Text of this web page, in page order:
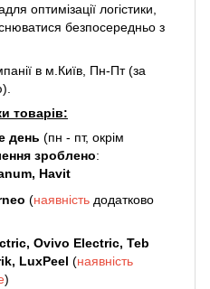
оптимізації логістики,
безпосередньо з
в м.Київ, Пн-Пт (за
товарів:
день (пн - пт, окрім
зроблено:
Havit
(наявність додатково
Ovivo Electric, Teb
LuxPeel (наявність
)